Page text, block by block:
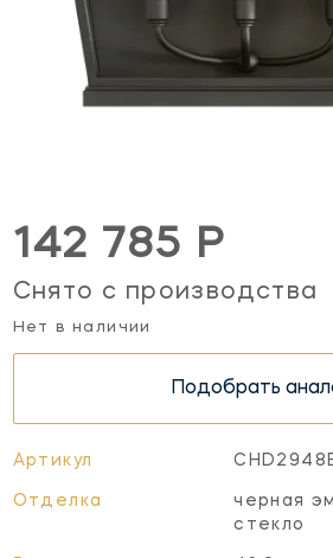
142 785 Р
Снято с производства
Нет в наличии
Подобрать
Артикул
Отделка
черная
стекло